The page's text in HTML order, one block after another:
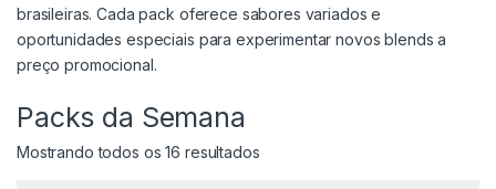
brasileiras. Cada pack oferece sabores variados e
oportunidades especiais para experimentar novos blends a
preço promocional.
Packs da Semana
Mostrando todos os 16 resultadosClassificado por mais recente